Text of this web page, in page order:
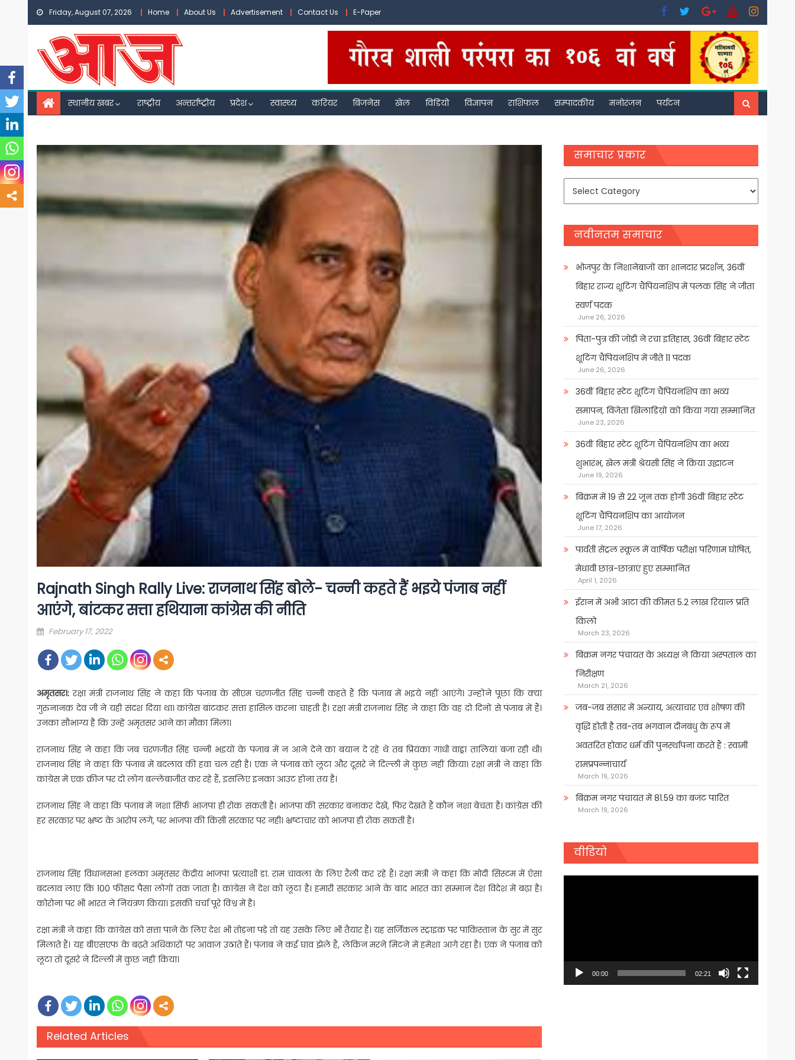
Skip
content
Friday, August 07, 2026 Home About Us Advertisement Contact Us E-Paper
स्थानीय खबर राष्ट्रीय अन्तर्राष्ट्रीय प्रदेश स्वास्थ्य करियर बिजनेस खेल विडियो विज्ञापन राशिफल सम्पादकीय मनोरंजन पर्यटन
Rajnath Singh Rally Live: राजनाथ सिंह बोले- चन्नी कहते हैं भइये पंजाब नहीं
आएंगे, बांटकर सत्ता हथियाना कांग्रेस की नीति
Posted
February 17, 2022
अमृतसर।:रक्षा मंत्री राजनाथ सिंह ने कहा कि पंजाब के सीएम चरणजीत सिंह चन्नी कहते हैं कि पंजाब में भइये नहीं आएंगे। उन्होंने पूछा कि क्या
गुरुनानक देव जी ने यही संदश दिया था। कांग्रेस बांटकर सत्ता हासिल करना चाहती है। रक्षा मंत्री राजनाथ सिंह ने कहा कि वह दो दिनों से पंजाब में हैं।
उनका सौभाग्य है कि उन्हें अमृतसर आने का मौका मिला।
राजनाथ सिंह ने कहा कि जब चरणजीत सिंह चन्नी भइयों के पंजाब में न आने देने का बयान दे रहे थे तब प्रियंका गांधी वाड्रा तालियां बजा रही थी।
राजनाथ सिंह ने कहा कि पंजाब में बदलाव की हवा चल रही है। एक ने पंजाब को लूटा और दूसरे ने दिल्ली में कुछ नहीं किया। रक्षा मंत्री ने कहा कि
कांग्रेस में एक क्रीज पर दो लोग बल्लेबाजीत कर रहे हैं, इसलिए इनका आउट होना तय है।
राजनाथ सिंह ने कहा कि पंजाब में नशा सिर्फ भाजपा ही रोक सकती है। भाजपा की सरकार बनाकर देखें, फिर देखते हैं कौन नशा बेचता है। कांग्रेस की
हर सरकार पर भ्रष्ट के आरोप लगे, पर भाजपा की किसी सरकार पर नही। भ्रष्टाचार को भाजपा ही रोक सकती है।
राजनाथ सिंह विधानसभा हलका अमृतसर केंद्रीय भाजपा प्रत्याशी डा. राम चावला के लिए रैली कर रहे हैं। रक्षा मंत्री ने कहा कि मोदी सिस्टम में ऐसा
बदलाव लाए कि 100 फीसद पैसा लोगों तक जाता है। कांग्रेस ने देश को लूटा है। हमारी सरकार आने के बाद भारत का सम्मान देश विदेश में बढ़ा है।
कोरोना पर भी भारत ने नियंत्रण किया। इसकी चर्चा पूरे विश्व में है।
रक्षा मंत्री ने कहा कि कांग्रेस को सत्ता पाने के लिए देश भी तोड़ना पड़े तो यह उसके लिए भी तैयार हैं। यह सर्जिकल स्ट्राइक पर पाकिस्तान के सुर में सुर
मिलाते हैं। यह बीएसएफ के बढ़ते अधिकारों पर आवाज उठाते हैं। पंजाब ने कई घाव झेले हैं, लेकिन मरने मिटने में हमेशा आगे रहा है। एक ने पंजाब को
लूटा तो दूसरे ने दिल्ली में कुछ नहीं किया।
Related Articles
समाचार प्रकार
समाचार
नवीनतम समाचार
भोजपुर के निशानेबाजों का शानदार प्रदर्शन, 36वीं
बिहार राज्य शूटिंग चैंपियनशिप में पलक सिंह ने जीता
स्वर्ण पदक
June 26, 2026
पिता-पुत्र की जोड़ी ने रचा इतिहास, 36वीं बिहार स्टेट
शूटिंग चैंपियनशिप में जीते 11 पदक
June 26, 2026
36वीं बिहार स्टेट शूटिंग चैंपियनशिप का भव्य
समापन, विजेता खिलाडिय़ों को किया गया सम्मानित
June 23, 2026
36वीं बिहार स्टेट शूटिंग चैंपियनशिप का भव्य
शुभारंभ, खेल मंत्री श्रेयसी सिंह ने किया उद्घाटन
June 19, 2026
बिक्रम में 19 से 22 जून तक होगी 36वीं बिहार स्टेट
शूटिंग चैंपियनशिप का आयोजन
June 17, 2026
पार्वती सेंट्रल स्कूल में वार्षिक परीक्षा परिणाम घोषित,
मेधावी छात्र-छात्राएं हुए सम्मानित
April 1, 2026
ईरान में अभी आटा की कीमत 5.2 लाख रियाल प्रति
किलो
March 23, 2026
बिक्रम नगर पंचायत के अध्यक्ष ने किया अस्पताल का
निरीक्षण
March 21, 2026
जब-जब संसार में अन्याय, अत्याचार एवं शोषण की
वृद्धि होती है तब-तब भगवान दीनबंधु के रूप में
अवतरित होकर धर्म की पुनर्स्थापना करते हैं : स्वामी
रामप्रपन्नाचार्य
March 19, 2026
बिक्रम नगर पंचायत में 81.59 का बजट पारित
March 19, 2026
वीडियो
00:00 02:21